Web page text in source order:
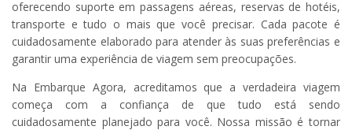
oferecendo suporte em passagens aéreas, reservas de hotéis,
transporte e tudo o mais que você precisar. Cada pacote é
cuidadosamente elaborado para atender às suas preferências e
garantir uma experiência de viagem sem preocupações.
Na Embarque Agora, acreditamos que a verdadeira viagem
começa com a confiança de que tudo está sendo
cuidadosamente planejado para você. Nossa missão é tornar